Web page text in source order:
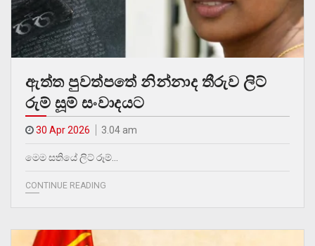
ඇත්ත පුවත්පතේ නින්නාද තීරුව ලිට්
රුම් සූම් සංවාදයට
30 Apr 2026 3.04 am
මෙම සතියේ ලිට් රූම්…
CONTINUE READING